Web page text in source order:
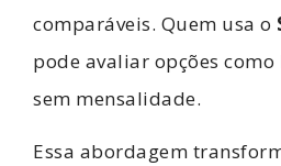
comparáveis. Quem usa o
pode avaliar opções como
sem mensalidade.
Essa abordagem